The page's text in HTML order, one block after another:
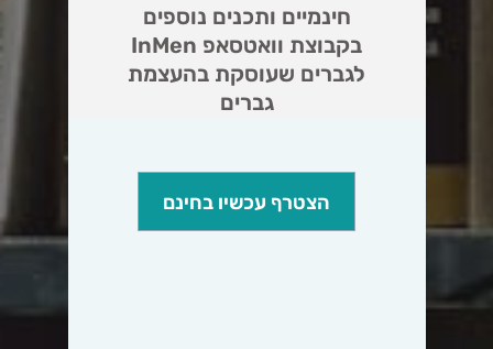
חינמיים ותכנים נוספים
בקבוצת וואטסאפ InMen
לגברים שעוסקת בהעצמת
גברים
הצטרף עכשיו בחינם